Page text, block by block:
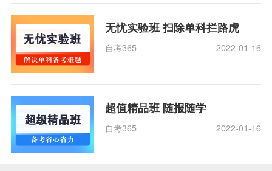
无忧实验班 扫除单科拦路虎
自考365 2022-01-16
超值精品班 随报随学
自考365 2022-01-16